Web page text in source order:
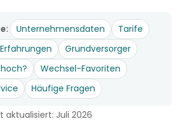
Unternehmensdaten
Tarife
Grundversorger
Wechsel-Favoriten
Häufige Fragen
aktualisiert: Juli 2026